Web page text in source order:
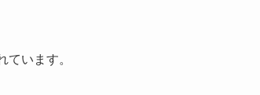
ています。